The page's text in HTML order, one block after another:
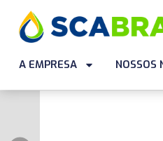
A EMPRESA NOSSOS